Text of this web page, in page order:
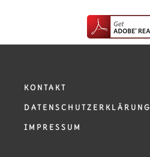
KONTAKT
DATENSCHUTZERKLÄRUNG
IMPRESSUM